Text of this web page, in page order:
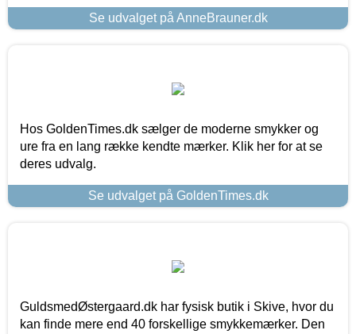
Se udvalget på AnneBrauner.dk
Hos GoldenTimes.dk sælger de moderne smykker og
ure fra en lang række kendte mærker. Klik her for at se
deres udvalg.
Se udvalget på GoldenTimes.dk
GuldsmedØstergaard.dk har fysisk butik i Skive, hvor du
kan finde mere end 40 forskellige smykkemærker. Den